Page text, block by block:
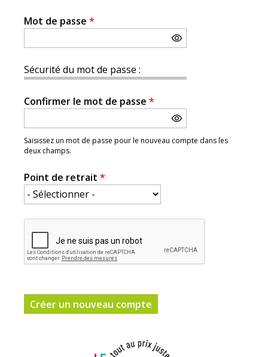
Mot de passe *
Sécurité du mot de passe :
Confirmer le mot de passe *
Saisissez un mot de passe pour le nouveau compte dans les
deux champs.
Point de retrait *